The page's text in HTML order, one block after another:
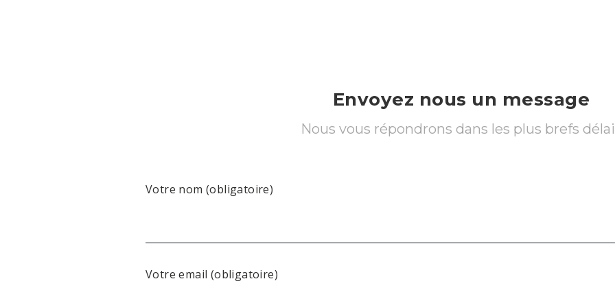
Envoyez nous un message
Nous vous répondrons dans les plus brefs
Votre nom (obligatoire)
Votre email (obligatoire)